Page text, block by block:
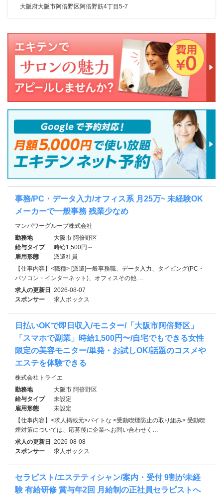
大阪府大阪市阿倍野区阿倍野筋4丁目5-7
事務/PC・データ入力/オフィス系 月25万~ 未経験OK
メーカーで一般事務 残業少なめ
マンパワーグループ株式会社
勤務地
大阪市 阿倍野区
給与タイプ
時給1,500円～
雇用形態
派遣社員
【仕事内容】<職種> [派遣]一般事務職、データ入力、タイピング(PC・
パソコン・インターネット)、オフィスその他 …
求人の更新日 2026-08-07
スポンサー
求人ボックス
日払いOKで即日収入/モニター/「大阪市阿倍野区」
「スマホで副業」時給1,500円〜/自宅でもできる女性
限定の美容モニター/単発・お試しOK/話題のコスメや
エステを体験できる
株式会社トライエ
勤務地
大阪市 阿倍野区
給与タイプ
未設定
雇用形態
未設定
【仕事内容】<求人掲載元>バイトな <受動喫煙防止の取り組み> 受動喫
煙対策については、応募後に企業へお問い合わせく…
求人の更新日 2026-08-08
スポンサー
求人ボックス
セラピスト/エステティシャン/案内・受付 9割が未経
験 有給研修 賞与年2回 月給制の正社員セラピストへ